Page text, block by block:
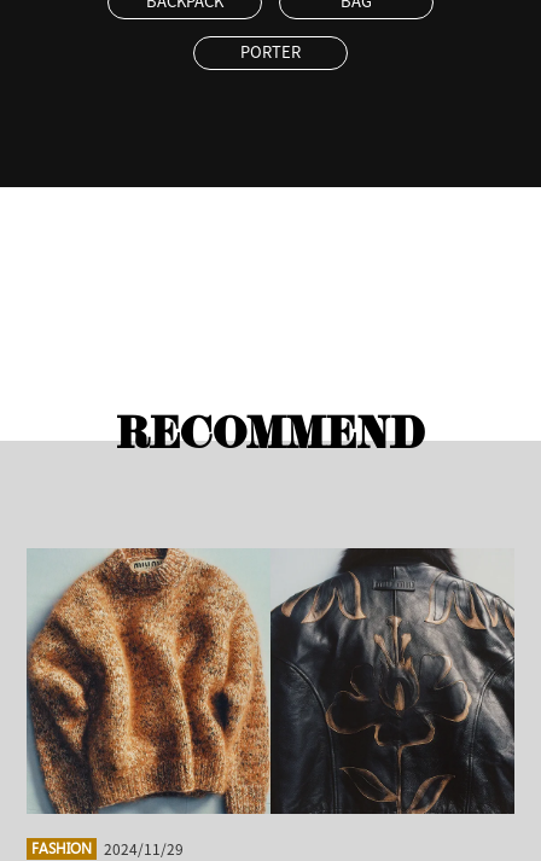
PORTER
RECOMMEND
FASHION 2024/11/29